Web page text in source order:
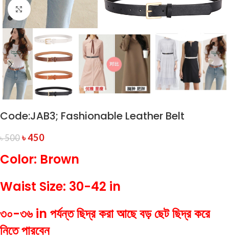
Click to enlarge
Code:JAB3; Fashionable Leather Belt
৳500 ৳450
Color: Brown
Waist Size: 30-42 in
৩০-৩৬ in পর্যন্ত ছিদ্র করা আছে বড় ছেট ছিদ্র করে
নিতে পারবেন